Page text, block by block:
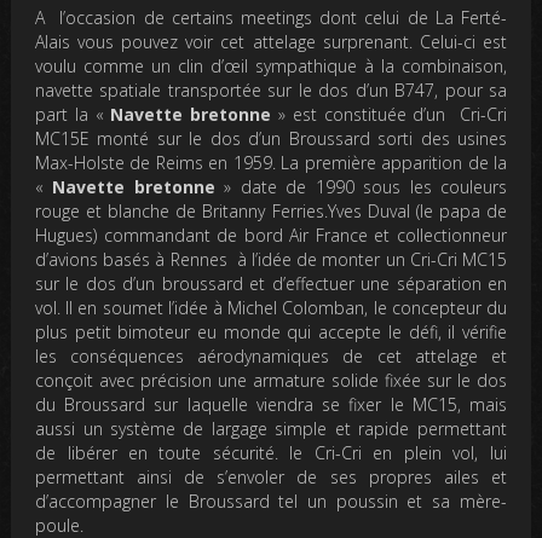
A l’occasion de certains meetings dont celui de La Ferté-
Alais vous pouvez voir cet attelage surprenant. Celui-ci est
voulu comme un clin d’œil sympathique à la combinaison,
navette spatiale transportée sur le dos d’un B747, pour sa
part la « Navette bretonne » est constituée d’un Cri-Cri
MC15E monté sur le dos d’un Broussard sorti des usines
Max-Holste de Reims en 1959. La première apparition de la
« Navette bretonne » date de 1990 sous les couleurs
rouge et blanche de Britanny Ferries.Yves Duval (le papa de
Hugues) commandant de bord Air France et collectionneur
d’avions basés à Rennes à l’idée de monter un Cri-Cri MC15
sur le dos d’un broussard et d’effectuer une séparation en
vol. Il en soumet l’idée à Michel Colomban, le concepteur du
plus petit bimoteur eu monde qui accepte le défi, il vérifie
les conséquences aérodynamiques de cet attelage et
conçoit avec précision une armature solide fixée sur le dos
du Broussard sur laquelle viendra se fixer le MC15, mais
aussi un système de largage simple et rapide permettant
de libérer en toute sécurité. le Cri-Cri en plein vol, lui
permettant ainsi de s’envoler de ses propres ailes et
d’accompagner le Broussard tel un poussin et sa mère-
poule.